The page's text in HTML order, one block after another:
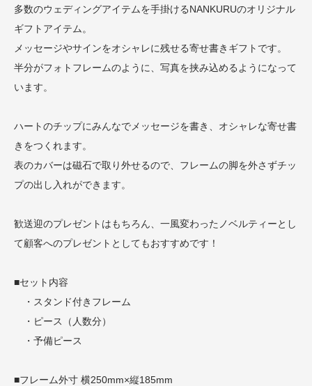
多数のウェディングアイテムを手掛けるNANKURUのオリジナル
ギフトアイテム。
メッセージやサインをオシャレに残せる寄せ書きギフトです。
半分がフォトフレームのように、写真を挟み込めるようになって
います。
ハートのチップにみんなでメッセージを書き、オシャレな寄せ書
きをつくれます。
表のカバーは磁石で取り外せるので、フレームの脚を外さずチッ
プの出し入れができます。
歓送迎のプレゼントはもちろん、一風変わったノベルティーとし
て顧客へのプレゼントとしてもおすすめです！
■セット内容
・スタンド付きフレーム
・ピース（人数分）
・予備ピース
■フレーム外寸 横250mm×縦185mm